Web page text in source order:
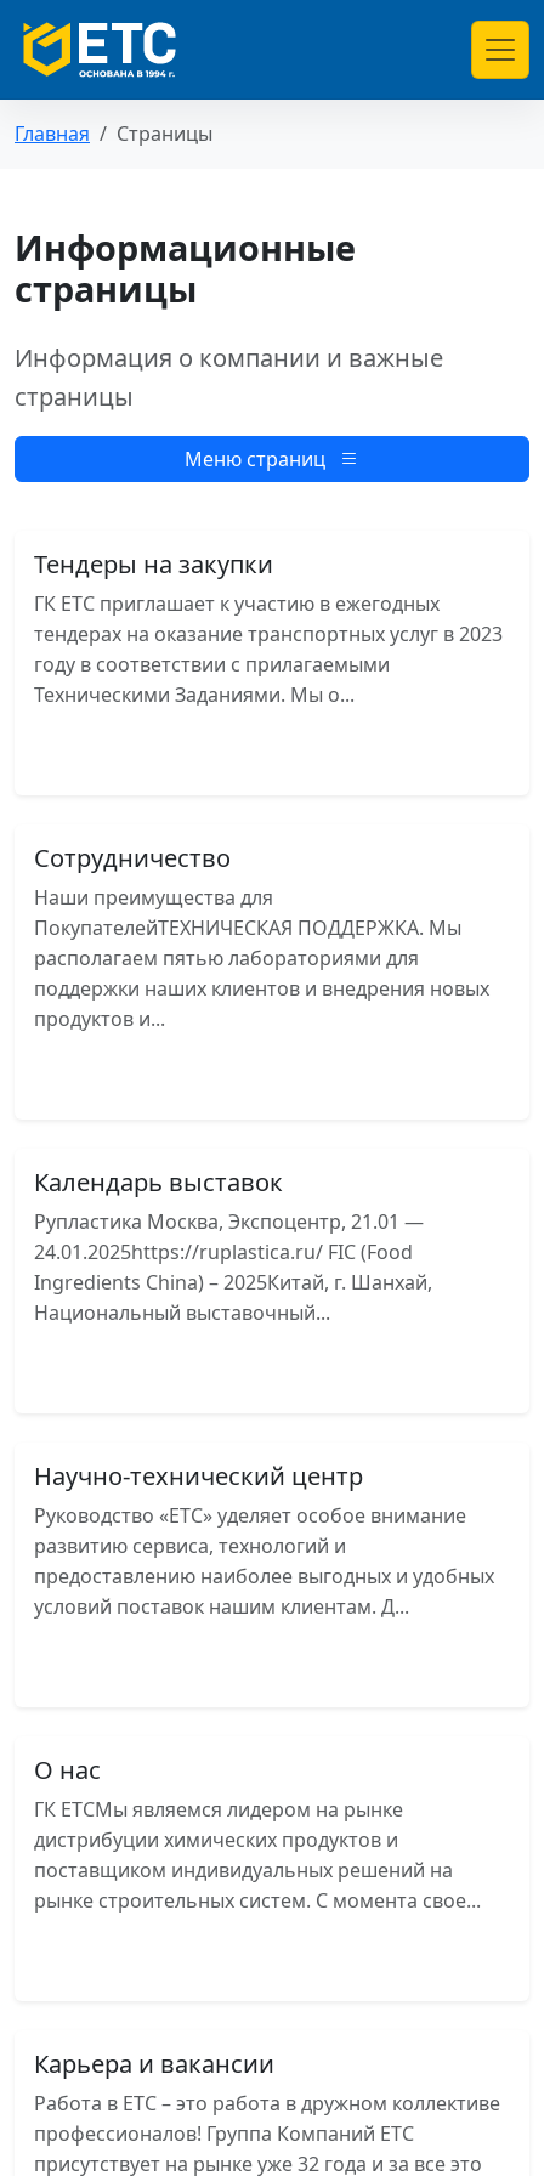
Главная Страницы
Информационные
страницы
Информация о компании и важные
страницы
Меню страниц
Тендеры на закупки
ГК ЕТС приглашает к участию в ежегодных
тендерах на оказание транспортных услуг в 2023
году в соответствии с прилагаемыми
Техническими Заданиями. Мы о...
Сотрудничество
Наши преимущества для
ПокупателейТЕХНИЧЕСКАЯ ПОДДЕРЖКА. Мы
располагаем пятью лабораториями для
поддержки наших клиентов и внедрения новых
продуктов и...
Календарь выставок
Рупластика Москва, Экспоцентр, 21.01 —
24.01.2025https://ruplastica.ru/ FIC (Food
Ingredients China) – 2025Китай, г. Шанхай,
Национальный выставочный...
Научно-технический центр
Руководство «ЕТС» уделяет особое внимание
развитию сервиса, технологий и
предоставлению наиболее выгодных и удобных
условий поставок нашим клиентам. Д...
О нас
ГК ЕТСМы являемся лидером на рынке
дистрибуции химических продуктов и
поставщиком индивидуальных решений на
рынке строительных систем. С момента свое...
Карьера и вакансии
Работа в ЕТС – это работа в дружном коллективе
профессионалов! Группа Компаний ЕТС
присутствует на рынке уже 32 года и за все это